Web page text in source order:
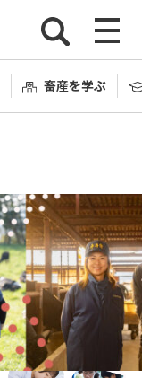
畜産を学ぶ